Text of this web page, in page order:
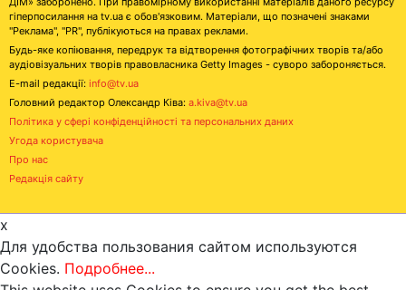
гіперпосилання на tv.ua є обов'язковим. Матеріали, що позначені знаками
"Реклама", "PR", публікуються на правах реклами.
Будь-яке копіювання, передрук та відтворення фотографічних творів та/або
аудіовізуальних творів правовласника Getty Images - суворо забороняється.
E-mail редакції: info@tv.ua
Головний редактор Олександр Ківа: a.kiva@tv.ua
Політика у сфері конфіденційності та персональних даних
Угода користувача
Про нас
Редакція сайту
x
Для удобства пользования сайтом используются
Cookies. Подробнее...